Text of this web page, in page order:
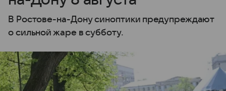
В Ростове-на-Дону синоптики предупреждают
о сильной жаре в субботу.